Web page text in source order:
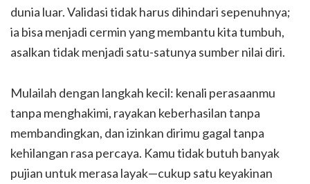
dunia luar. Validasi tidak harus dihindari sepenuhnya;
ia bisa menjadi cermin yang membantu kita tumbuh,
asalkan tidak menjadi satu-satunya sumber nilai diri.
Mulailah dengan langkah kecil: kenali perasaanmu
tanpa menghakimi, rayakan keberhasilan tanpa
membandingkan, dan izinkan dirimu gagal tanpa
kehilangan rasa percaya. Kamu tidak butuh banyak
pujian untuk merasa layak—cukup satu keyakinan